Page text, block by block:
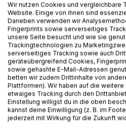
BESCHREIBUNG
Heiligabend bei Heilbronn. Auf
Weiß versammeln sich drei
Festtagsporzellan, Stille Nacht,
Wir nutzen Cookies und vergleichbare
Website. Einige von ihnen sind
Daneben verwenden wir
Fingerprints sowie serverseitiges
unsere Seite besucht und wie sie
Trackingtechnologien zu
serverseitiges Tracking sowie auch
geräteübergreifend Cookies,
sowie gehashte E-Mail-Adressen
betten wir zudem Drittinhalte von
Plattformen). Wir haben auf die
etwaiges Tracking durch den
Einstellung willigst du in die oben
kannst deine Einwilligung (z. B. im
jederzeit mit Wirkung für die Zukunft